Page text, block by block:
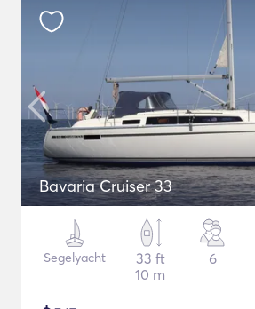
Bavaria Cruiser 33
Segelyacht
33 ft
10 m
6